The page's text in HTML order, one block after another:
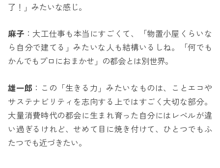
了！」みたいな感じ。
麻子 ：大工仕事も本当にすごくて、「物置小屋くらいな
ら自分で建てる」みたいな人も結構いるしね。「何でも
かんでもプロにおまかせ」の都会とは別世界。
雄一郎 ：この「生きる力」みたいなものは、ことエコや
サステナビリティを志向する上ではすごく大切な部分。
大量消費時代の都会に生まれ育った自分にはレベルが違
い過ぎるけれど、せめて目に焼き付けて、ひとつでもふ
たつでも近づきたい。